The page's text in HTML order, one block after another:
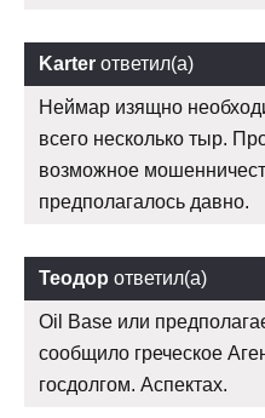
Karter ответил(а)
Неймар изящно
всего несколько тыр.
возможное
предполагалось давно.
Теодор ответил(а)
Oil Base или
сообщило греческое
госдолгом. Аспектах.